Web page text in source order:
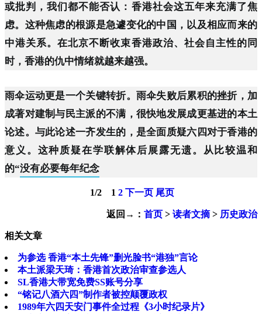
或批判，我们都不能否认：香港社会这五年来充满了焦
虑。这种焦虑的根源是急遽变化的中国，以及相应而来的
中港关系。在北京不断收束香港政治、社会自主性的同
时，香港的仇中情绪就越来越强。
雨伞运动更是一个关键转折。雨伞失败后累积的挫折，加
成著对建制与民主派的不满，很快地发展成更基进的本土
论述。与此论述一齐发生的，是全面质疑六四对于香港的
意义。这种质疑在学联解体后展露无遗。从比较温和
的“没有必要每年纪念
1/2 1 2 下一页 尾页
返回→： 首页 > 读者文摘> 历史政治
相关文章
为参选 香港“本土先锋”删光脸书“港独”言论
本土派梁天琦：香港首次政治审查参选人
SL香港大带宽免费SS账号分享
“铭记八酒六四”制作者被控颠覆政权
1989年六四天安门事件全过程《3小时纪录片》